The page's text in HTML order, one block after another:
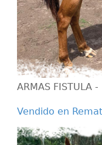
ARMAS FISTULA -
Vendido en